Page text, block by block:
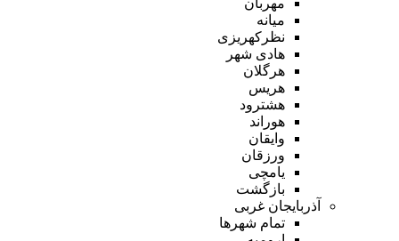
میانه
نظرکهریزی
هادی شهر
هرگلان
هریس
هشترود
هوراند
وایقان
ورزقان
یامچی
بازگشت
آذربایجان غربی
تمام شهر‌ها